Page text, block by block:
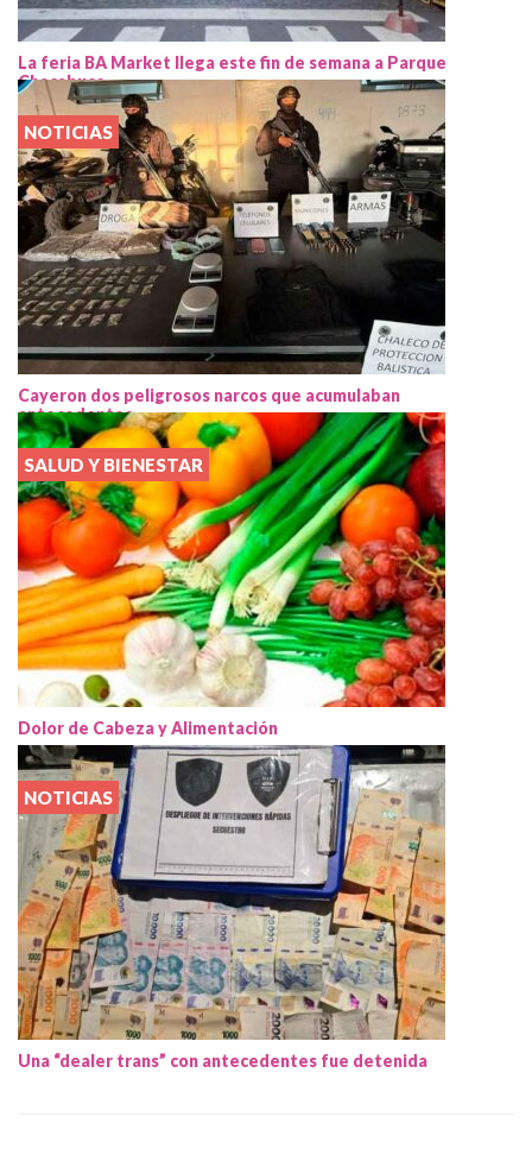
La feria BA Market llega este fin de semana a Parque
Chacabuco
NOTICIAS
Cayeron dos peligrosos narcos que acumulaban
antecedentes
SALUD Y BIENESTAR
Dolor de Cabeza y Alimentación
NOTICIAS
Una “dealer trans” con antecedentes fue detenida